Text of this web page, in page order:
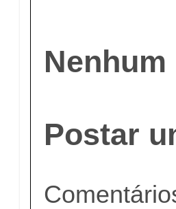
Postar